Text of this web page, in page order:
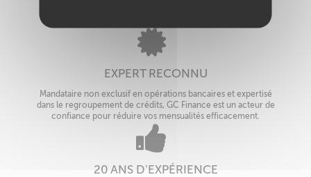
EXPERT RECONNU
Mandataire non exclusif en opérations bancaires et expertisé
dans le regroupement de crédits, GC Finance est un acteur de
confiance pour réduire vos mensualités efficacement.
20 ANS D'EXPÉRIENCE